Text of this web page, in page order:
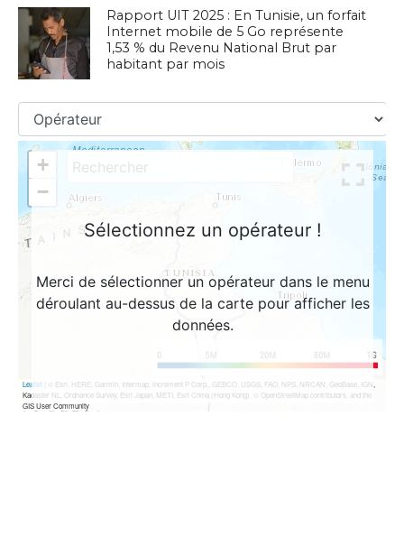
Rapport UIT 2025 : En Tunisie, un forfait
Internet mobile de 5 Go représente
1,53 % du Revenu National Brut par
habitant par mois